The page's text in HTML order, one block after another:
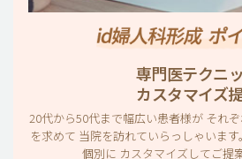
専門医テクニ
カスタマイズ
20代から50代まで幅広い患者様が それ
を求めて 当院を訪れていらっしゃいます
個別に カスタマイズしてご提